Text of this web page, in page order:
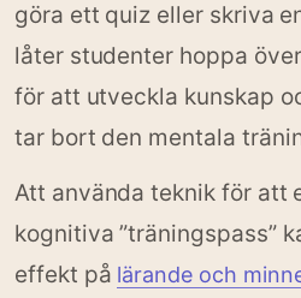
göra ett quiz eller skriva
låter studenter hoppa
för att utveckla kunskap
tar bort den mentala
Att använda teknik för att
kognitiva ”träningspass”
effekt på lärande och